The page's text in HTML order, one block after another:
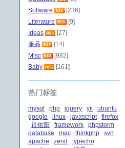
Software
[236]
Literature
[9]
Ideas
[27]
產品
[14]
Misc
[982]
Baby
[161]
热门标签
mysql php jquery yii
ubuntu
google
linux javascript
firefox
肖佑阳
framework
phpstorm
database
mac thinkphp
svn
apache
zend
typecho